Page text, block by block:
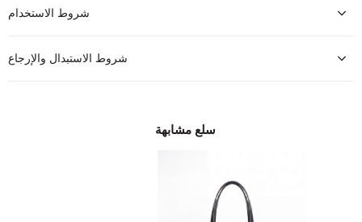
شروط الاستخدام
شروط الاستبدال والإرجاع
سلع مشابهة